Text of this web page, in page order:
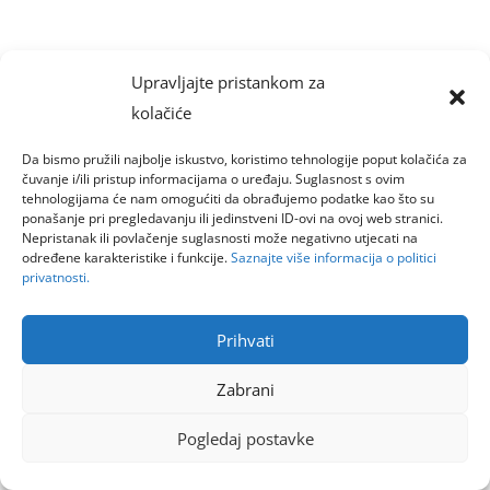
Upravljajte pristankom za
kolačiće
Da bismo pružili najbolje iskustvo, koristimo tehnologije poput kolačića za
čuvanje i/ili pristup informacijama o uređaju. Suglasnost s ovim
tehnologijama će nam omogućiti da obrađujemo podatke kao što su
ponašanje pri pregledavanju ili jedinstveni ID-ovi na ovoj web stranici.
Nepristanak ili povlačenje suglasnosti može negativno utjecati na
određene karakteristike i funkcije.Saznajte više informacija o politici
privatnosti.
Prihvati
Zabrani
Pogledaj postavke